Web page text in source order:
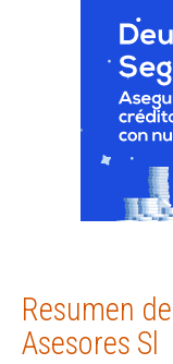
Resumen
Asesores Sl